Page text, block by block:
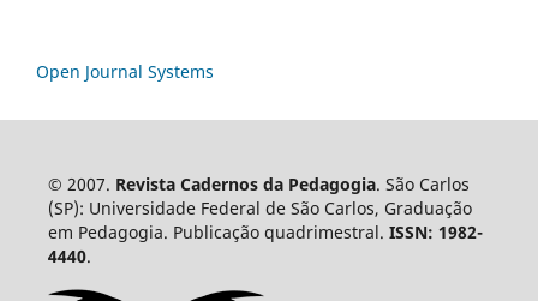
Open Journal Systems
© 2007. Revista Cadernos da Pedagogia. São Carlos
(SP): Universidade Federal de São Carlos, Graduação
em Pedagogia. Publicação quadrimestral. ISSN: 1982-
4440.